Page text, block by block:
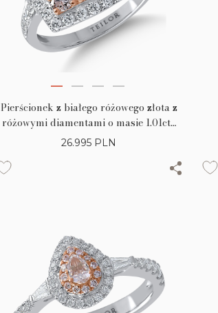
Pierścionek z białego różowego złota z
różowymi diamentami o masie 1.01ct i
bezbarwnymi diamentami o masie
26.995 PLN